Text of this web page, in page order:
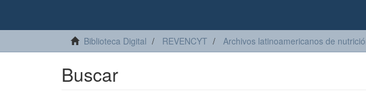
Biblioteca Digital REVENCYT Archivos latinoamericanos de
Buscar